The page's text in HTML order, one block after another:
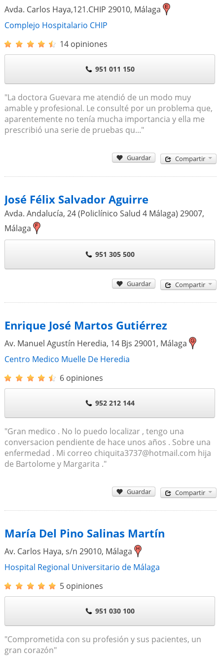
Avda. Carlos Haya,121.CHIP 29010, Málaga
Complejo Hospitalario CHIP
14 opiniones
951 011 150
"La doctora Guevara me atendió de un modo muy
amable y profesional. Le consulté por un problema que,
aparentemente no tenía mucha importancia y ella me
prescribió una serie de pruebas qu..."
Guardar Compartir
José Félix Salvador Aguirre
Avda. Andalucía, 24 (Policlínico Salud 4 Málaga) 29007,
Málaga
951 305 500
Guardar Compartir
Enrique José Martos Gutiérrez
Av. Manuel Agustín Heredia, 14 Bjs 29001, Málaga
Centro Medico Muelle De Heredia
6 opiniones
952 212 144
"Gran medico . No lo puedo localizar , tengo una
conversacion pendiente de hace unos años . Sobre una
enfermedad . Mi correo chiquita3737@hotmail.com hija
de Bartolome y Margarita ."
Guardar Compartir
María Del Pino Salinas Martín
Av. Carlos Haya, s/n 29010, Málaga
Hospital Regional Universitario de Málaga
5 opiniones
951 030 100
"Comprometida con su profesión y sus pacientes, un
gran corazón"